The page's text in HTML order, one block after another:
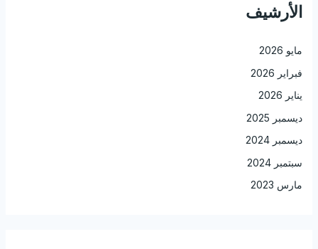
الأرشيف
مايو 2026
فبراير 2026
يناير 2026
ديسمبر 2025
ديسمبر 2024
سبتمبر 2024
مارس 2023